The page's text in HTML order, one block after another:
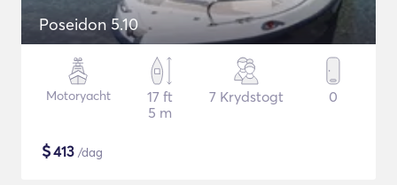
Poseidon 5.10
Motoryacht
17 ft
5 m
7 Krydstogt 0
$413 /dag